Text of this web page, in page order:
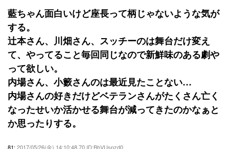
藍ちゃん面白いけど座長って柄じゃないような気が
する。
辻本さん、川畑さん、スッチーのは舞台だけ変え
て、やってること毎回同じなので新鮮味のある劇や
って欲しい。
内場さん、小籔さんのは最近見たことない…
内場さんの好きだけどベテランさんがたくさん亡く
なったせいか活かせる舞台が減ってきたのかなぁと
か思ったりする。
81: 2017/05/26(金) 14:10:48.70 ID:BhVUspzd0